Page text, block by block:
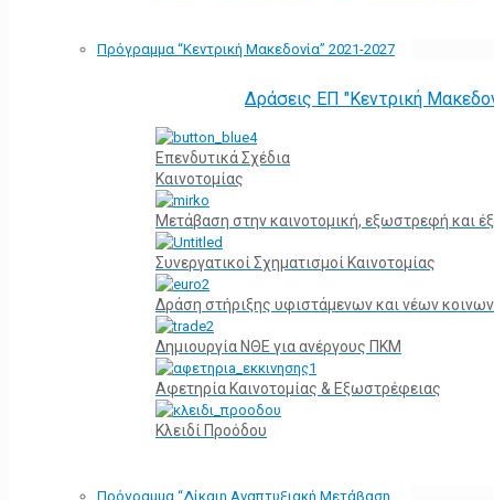
Πρόγραμμα “Κεντρική Μακεδονία” 2021-2027
Δράσεις ΕΠ "Κεντρική
Επενδυτικά Σχέδια
Καινοτομίας
Μετάβαση στην καινοτομική, εξωστρεφή και
Συνεργατικοί Σχηματισμοί Καινοτομίας
Δράση στήριξης υφιστάμενων και νέων
Δημιουργία ΝΘΕ για ανέργους ΠΚΜ
Αφετηρία Kαινοτομίας & Εξωστρέφειας
Κλειδί Προόδου
Πρόγραμμα “Δίκαιη Αναπτυξιακή Μετάβαση